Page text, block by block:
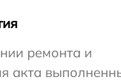
ремонта и
акта